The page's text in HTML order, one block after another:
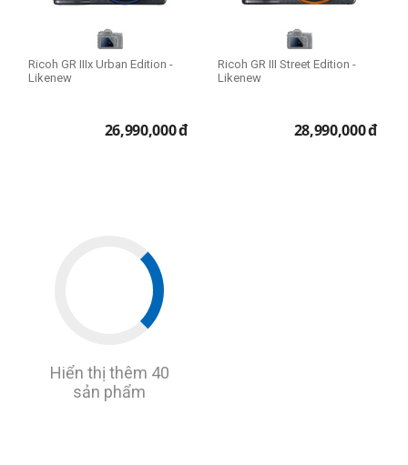
Ricoh GR IIIx Urban Edition -
Likenew
26,990,000đ
Ricoh GR III Street Edition -
Likenew
28,990,000đ
Hiển thị thêm 40
sản phẩm